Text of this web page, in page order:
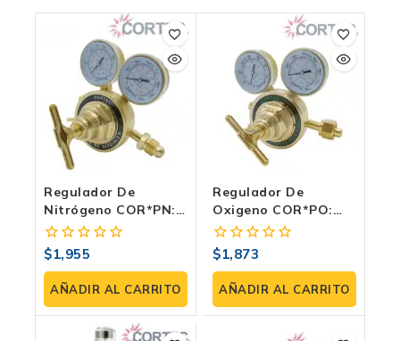
Regulador De
Nitrógeno COR*PN:
Precisión Y Potencia
Industrial | Trabajo
Pesado
0
fuera
de
5
$1,955
AÑADIR AL CARRITO
Regulador De
Oxigeno COR*PO:
Precisión Industrial
Para Oxicorte |
Trabajo Pesado
0
fuera
de
5
$1,873
AÑADIR AL CARRITO